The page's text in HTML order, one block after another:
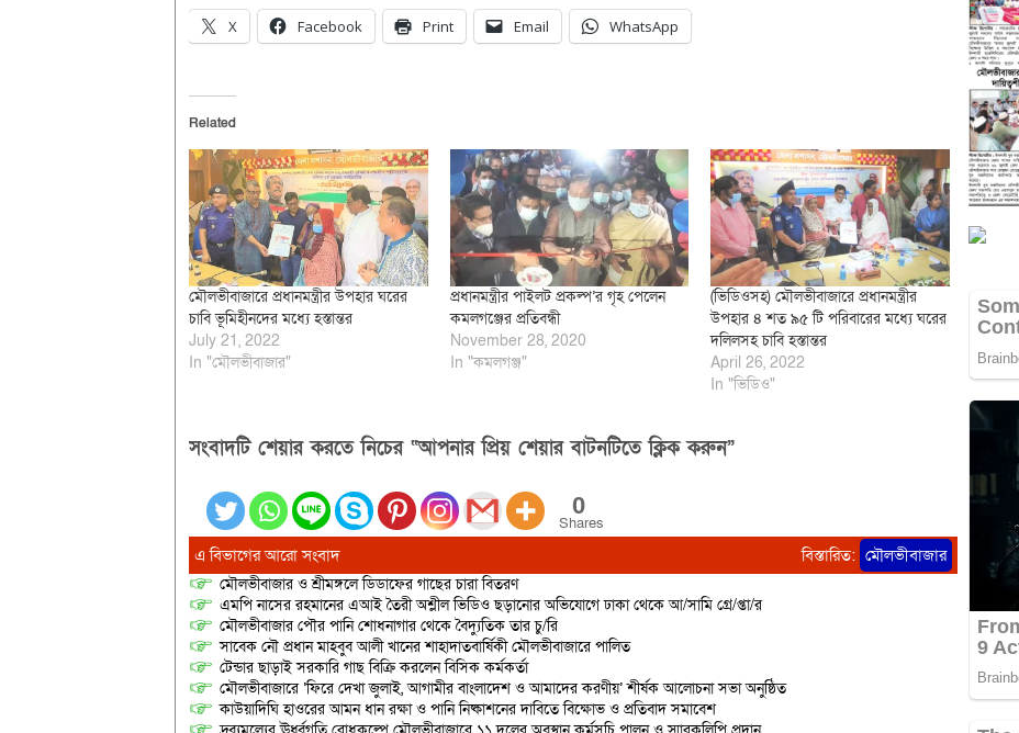
X Facebook Print Email WhatsApp
Related
মৌলভীবাজারে প্রধানমন্ত্রীর উপহার ঘরের
চাবি ভূমিহীনদের মধ্যে হস্তান্তর
July 21, 2022
In "মৌলভীবাজার"
প্রধানমন্ত্রীর পাইলট প্রকল্প’র গৃহ পেলেন
কমলগঞ্জের প্রতিবন্ধী
November 28, 2020
In "কমলগঞ্জ"
(ভিডিওসহ) মৌলভীবাজারে প্রধানমন্ত্রীর
উপহার ৪ শত ৯৫ টি পরিবারের মধ্যে ঘরের
দলিলসহ চাবি হস্তান্তর
April 26, 2022
In "ভিডিও"
সংবাদটি শেয়ার করতে নিচের “আপনার প্রিয় শেয়ার বাটনটিতে ক্লিক করুন”
0
Shares
এ বিভাগের আরো সংবাদ বিস্তারিত: মৌলভীবাজার
মৌলভীবাজার ও শ্রীমঙ্গলে ডিডাফের গাছের চারা বিতরণ
এমপি নাসের রহমানের এআই তৈরী অশ্লীল ভিডিও ছড়ানোর অভিযোগে ঢাকা থেকে আ/সামি গ্রে/প্তা/র
মৌলভীবাজার পৌর পানি শোধনাগার থেকে বৈদ্যুতিক তার চু/রি
সাবেক নৌ প্রধান মাহবুব আলী খানের শাহাদাতবার্ষিকী মৌলভীবাজারে পালিত
টেন্ডার ছাড়াই সরকারি গাছ বিক্রি করলেন বিসিক কর্মকর্তা
মৌলভীবাজারে ‘ফিরে দেখা জুলাই, আগামীর বাংলাদেশ ও আমাদের করণীয়’ শীর্ষক আলোচনা সভা অনুষ্ঠিত
কাউয়াদিঘি হাওরের আমন ধান রক্ষা ও পানি নিষ্কাশনের দাবিতে বিক্ষোভ ও প্রতিবাদ সমাবেশ